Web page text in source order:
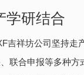
学研结合
吉祥坊公司坚持走
联合申报等多种方